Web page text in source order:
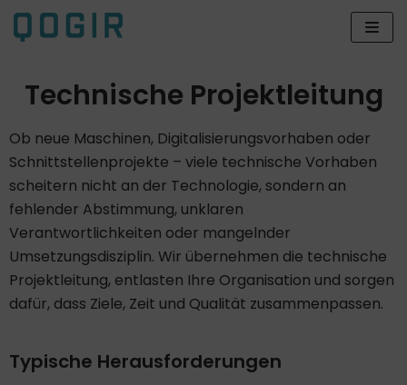
Zum
Inhalt
Technische Projektleitung
Ob neue Maschinen, Digitalisierungsvorhaben oder
Schnittstellenprojekte – viele technische Vorhaben
scheitern nicht an der Technologie, sondern an
fehlender Abstimmung, unklaren
Verantwortlichkeiten oder mangelnder
Umsetzungsdisziplin. Wir übernehmen die technische
Projektleitung, entlasten Ihre Organisation und sorgen
dafür, dass Ziele, Zeit und Qualität zusammenpassen.
Typische Herausforderungen​